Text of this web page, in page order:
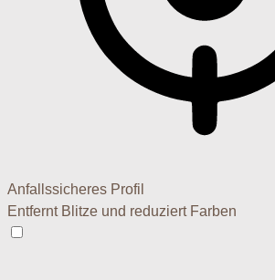
Anfallssicheres Profil
Entfernt Blitze und reduziert Farben